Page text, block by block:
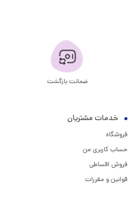
ضمانت بازگشت
خدمات مشتریان
فروشگاه
حساب کاربری من
فروش اقساطی
قوانین و مقررات